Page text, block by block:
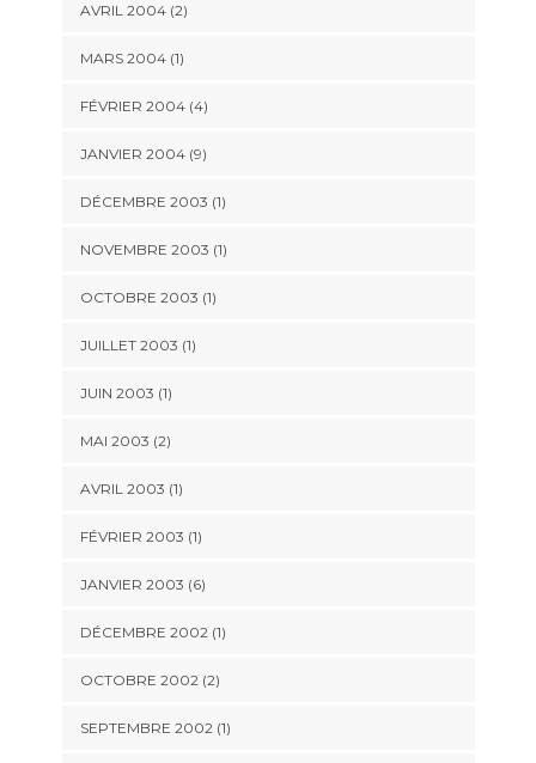
AVRIL 2004 (2)
MARS 2004 (1)
FÉVRIER 2004 (4)
JANVIER 2004 (9)
DÉCEMBRE 2003 (1)
NOVEMBRE 2003 (1)
OCTOBRE 2003 (1)
JUILLET 2003 (1)
JUIN 2003 (1)
MAI 2003 (2)
AVRIL 2003 (1)
FÉVRIER 2003 (1)
JANVIER 2003 (6)
DÉCEMBRE 2002 (1)
OCTOBRE 2002 (2)
SEPTEMBRE 2002 (1)